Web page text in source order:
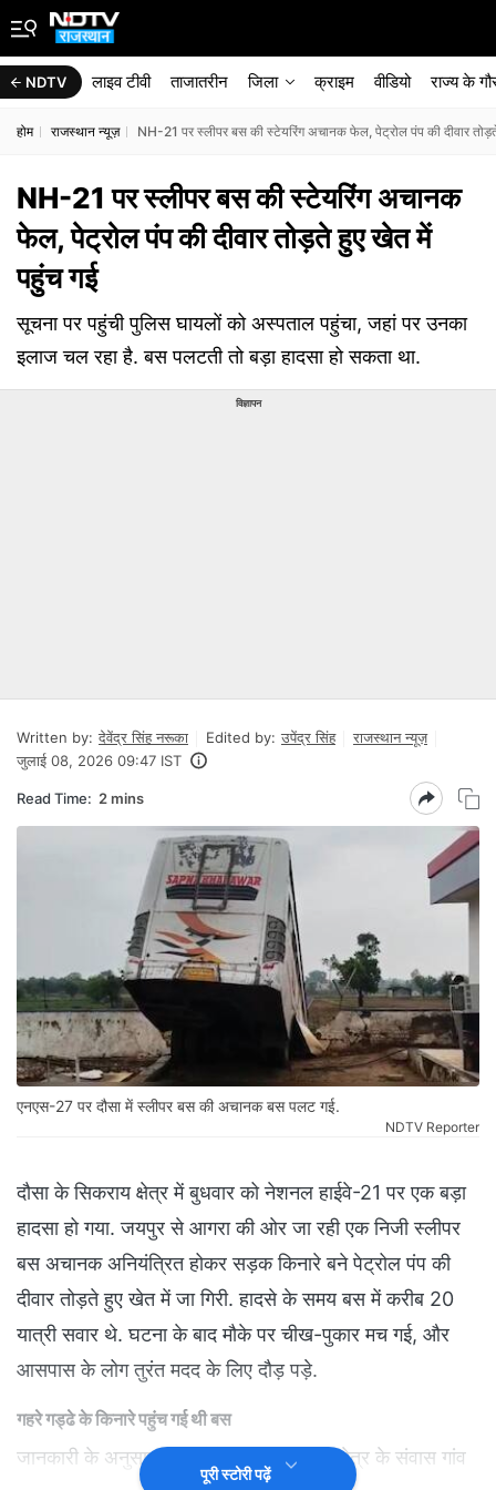
NDTV लाइव टीवी ताजातरीन जिला क्राइम वीडियो राज्‍य के
होम राजस्थान न्यूज़ NH-21 पर स्‍लीपर बस की स्टेयर‍िंग अचानक फेल, पेट्रोल पंप की दीवार
NH-21 पर स्‍लीपर बस की स्टेयर‍िंग अचानक
फेल, पेट्रोल पंप की दीवार तोड़ते हुए खेत में
पहुंच गई
सूचना पर पहुंची पुल‍िस घायलों को अस्‍पताल पहुंचा, जहां पर उनका
इलाज चल रहा है. बस पलटती तो बड़ा हादसा हो सकता था.
विज्ञापन
Written by: देवेंद्र सिंह नरूका Edited by: उपेंद्र सिंह
राजस्थान न्यूज़
जुलाई 08, 2026 09:47 IST
Read Time: 2 mins
एनएस-27 पर दौसा में स्लीपर बस की अचानक बस पलट गई.
NDTV Reporter
दौसा के सिकराय क्षेत्र में बुधवार को नेशनल हाईवे-21 पर एक बड़ा
हादसा हो गया. जयपुर से आगरा की ओर जा रही एक निजी स्लीपर
बस अचानक अनियंत्रित होकर सड़क किनारे बने पेट्रोल पंप की
दीवार तोड़ते हुए खेत में जा गिरी. हादसे के समय बस में करीब 20
यात्री सवार थे. घटना के बाद मौके पर चीख-पुकार मच गई, और
आसपास के लोग तुरंत मदद के लिए दौड़ पड़े.
गहरे गड्ढे के किनारे पहुंच गई थी बस
जानकारी के अनुसार, बस जैसे ही मानपुर थाना क्षेत्र के संवास गांव
पूरी स्टोरी पढ़ें